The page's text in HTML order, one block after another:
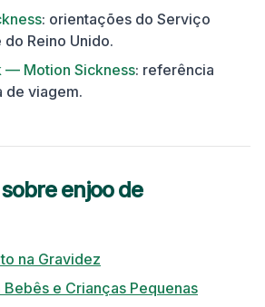
: orientações do Serviço
Reino Unido.
— Motion Sickness: referência
de viagem.
enjoo de
na Gravidez
e Crianças Pequenas